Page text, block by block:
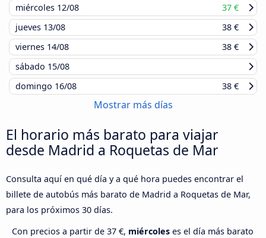
miércoles 12/08
37 €
jueves 13/08
38 €
viernes 14/08
38 €
sábado 15/08
domingo 16/08 38 €
Mostrar más días
El horario más barato para viajar
desde Madrid a Roquetas de Mar
Consulta aquí en qué día y a qué hora puedes encontrar el
billete de autobús más barato de Madrid a Roquetas de Mar,
para los próximos 30 días.
Con precios a partir de 37 €, miércoles es el día más barato